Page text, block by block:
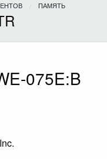
ПАМЯТЬ
075E:B